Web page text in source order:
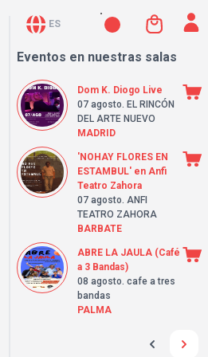
ES
Eventos en nuestras salas
Dom K. Diogo Live
07 agosto. EL RINCÓN
DEL ARTE NUEVO
MADRID
'NOHAY FLORES EN
ESTAMBUL' en Anfi
Teatro Zahora
07 agosto. ANFI
TEATRO ZAHORA
BARBATE
ABRE LA JAULA (Café
a 3 Bandas)
08 agosto. cafe a tres
bandas
PALMA